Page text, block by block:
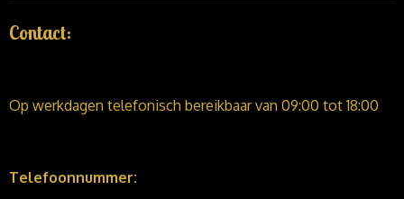
Contact:
Op werkdagen telefonisch bereikbaar van 09:00 tot 18:00
Telefoonnummer: